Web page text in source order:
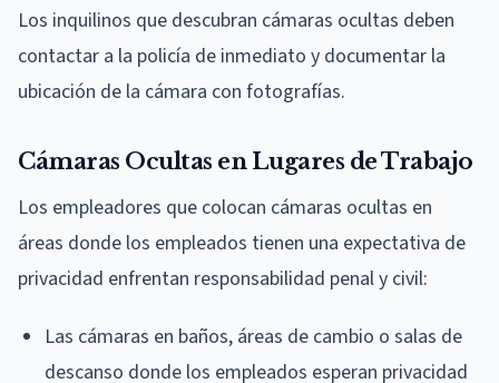
Los inquilinos que descubran cámaras ocultas deben
contactar a la policía de inmediato y documentar la
ubicación de la cámara con fotografías.
Cámaras Ocultas en Lugares de Trabajo
Los empleadores que colocan cámaras ocultas en
áreas donde los empleados tienen una expectativa de
privacidad enfrentan responsabilidad penal y civil:
Las cámaras en baños, áreas de cambio o salas de
descanso donde los empleados esperan privacidad